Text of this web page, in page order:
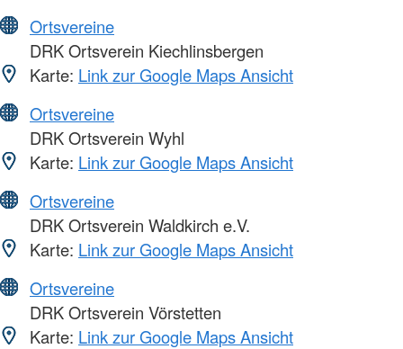
Ortsvereine
DRK Ortsverein Kiechlinsbergen
Karte: Link zur Google Maps Ansicht
Ortsvereine
DRK Ortsverein Wyhl
Karte: Link zur Google Maps Ansicht
Ortsvereine
DRK Ortsverein Waldkirch e.V.
Karte: Link zur Google Maps Ansicht
Ortsvereine
DRK Ortsverein Vörstetten
Karte: Link zur Google Maps Ansicht